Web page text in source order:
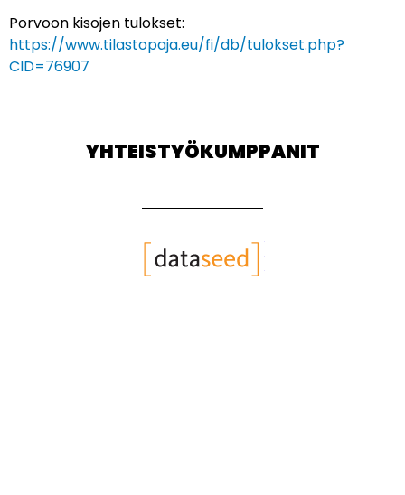
Porvoon kisojen tulokset:
https://www.tilastopaja.eu/fi/db/tulokset.php?
CID=76907
YHTEISTYÖKUMPPANIT